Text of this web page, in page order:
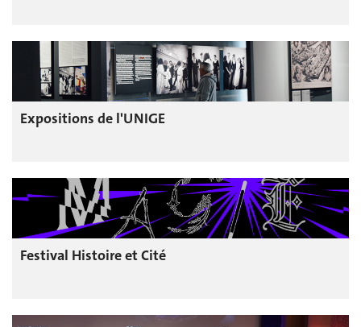
Expositions de l'UNIGE
Festival Histoire et Cité